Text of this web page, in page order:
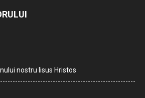
nostru Iisus Hristos